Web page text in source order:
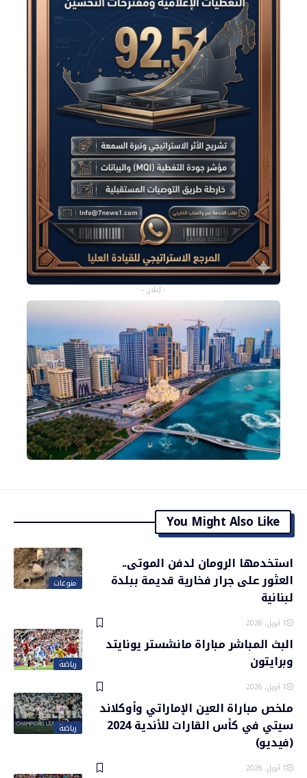
- إعلان -
You Might Also Like
منوعات
استخدمها الرومان لدفن الموتى..
العثور على جرار فخارية قديمة ببلدة
لبنانية
1 أبريل، 2026
رياضة
البث المباشر مباراة مانشستر يونايتد
وبرايتون
1 أبريل، 2026
رياضة
ملخص مباراة العين الإماراتي وأوكلاند
سيتي في كأس القارات للأندية 2024
(فيديو)
1 أبريل، 2026